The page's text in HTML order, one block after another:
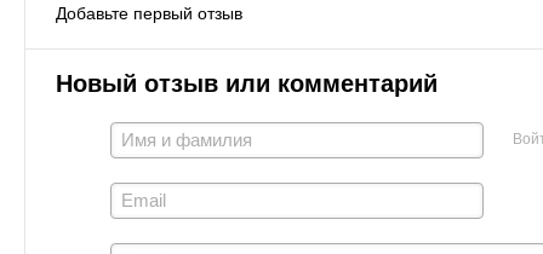
Добавьте первый отзыв
Новый отзыв или комментарий